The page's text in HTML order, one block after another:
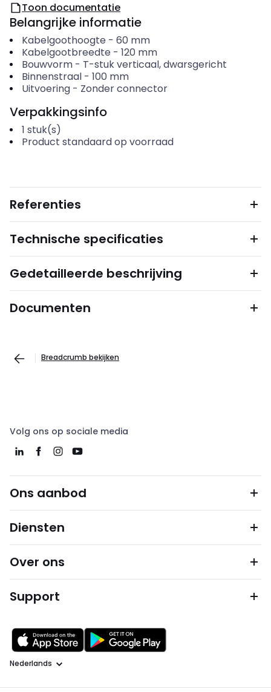
Toon documentatie
Belangrijke informatie
Kabelgoothoogte - 60 mm
Kabelgootbreedte - 120 mm
Bouwvorm- T-stuk verticaal, dwarsgericht
Binnenstraal- 100 mm
Uitvoering- Zonder connector
Verpakkingsinfo
1 stuk(s)
Product standaard op voorraad
Referenties
Technische specificaties
Gedetailleerde beschrijving
Documenten
Breadcrumb bekijken
Volg ons op sociale media
Ons aanbod
Diensten
Over ons
Support
Taal